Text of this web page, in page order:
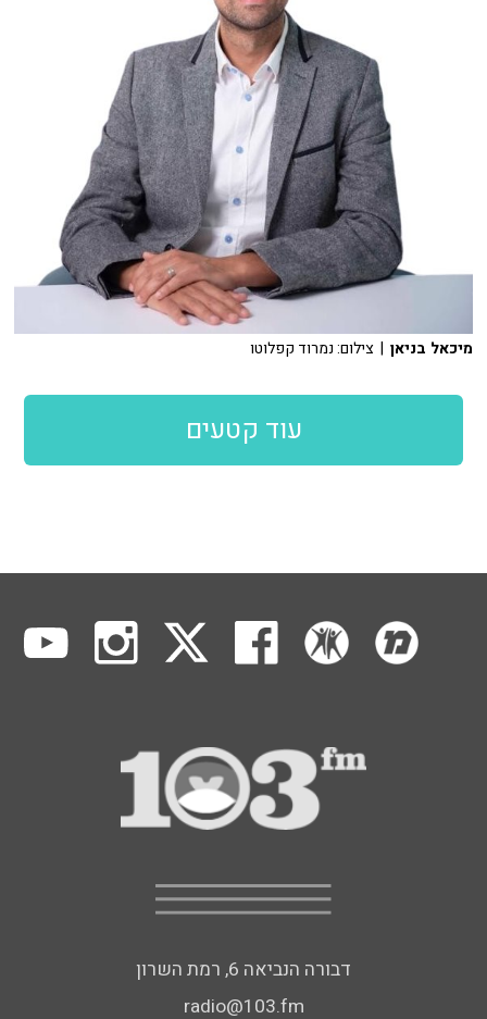
מיכאל בניאן | צילום: נמרוד קפלוטו
עוד קטעים
דבורה הנביאה 6, רמת השרון
radio@103.fm